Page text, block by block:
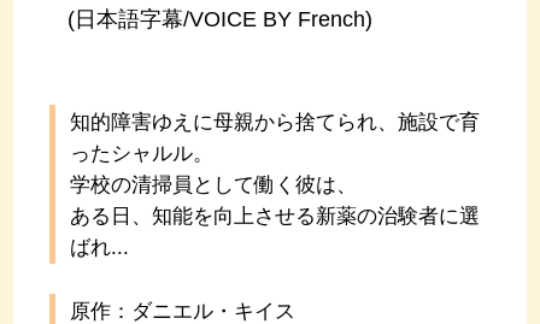
(日本語字幕/VOICE BY French)
知的障害ゆえに母親から捨てられ、施設で育
ったシャルル。
学校の清掃員として働く彼は、
ある日、知能を向上させる新薬の治験者に選
ばれ...
原作：ダニエル・キイス